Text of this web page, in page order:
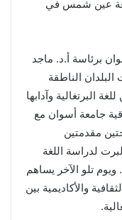
بجامعة عين شمس في
برئاسة أ.د. ماجد
الناطقة
البرتغالية وآدابها
جامعة أسوان مع
مقدمتين
لدراسة اللغة
البرتغالية بجامعتين برتغاليتين في 2021. ويوم تلو الآخر يساهم
والأكاديمية بين